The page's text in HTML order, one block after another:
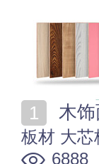
木
板材 大芯
6888